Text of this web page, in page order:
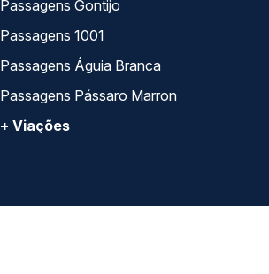
Passagens Gontijo
Passagens 1001
Passagens Águia Branca
Passagens Pássaro Marron
+ Viações